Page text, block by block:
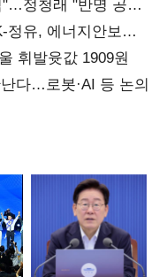
"…정청래 "반명 공세
정유, 에너지안보
휘발윳값 1909원
다…로봇·AI 등 논의